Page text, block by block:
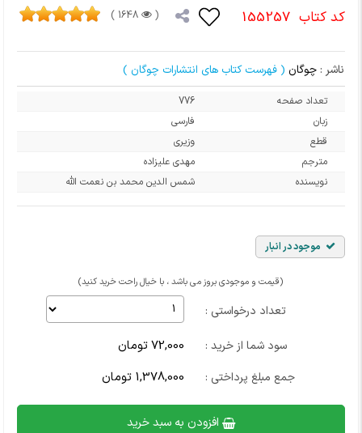
کد کتاب 155257
(
1648 )
ناشر : چوگان ( فهرست کتاب های انتشارات چوگان )
تعداد صفحه
776
زبان
فارسی
قطع
وزیری
مترجم
مهدی علیزاده
نویسنده
شمس الدین محمد بن نعمت الله
موجود در انبار
(قیمت و موجودی بروز می باشد ، با خیال راحت خرید کنید)
تعداد درخواستی :
سود شما از خرید : 72,000 تومان
جمع مبلغ پرداختی : 1,378,000 تومان
افزودن به سبد خرید